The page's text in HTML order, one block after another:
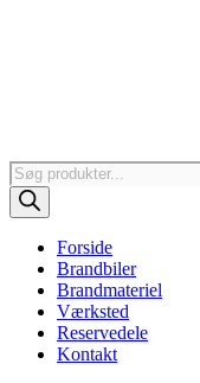
Products
search
Forside
Brandbiler
Brandmateriel
Værksted
Reservedele
Kontakt